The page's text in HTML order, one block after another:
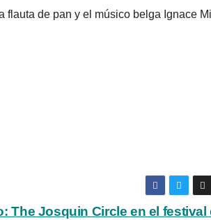
flauta de pan y el músico belga Ignace
The Josquin Circle en el festival